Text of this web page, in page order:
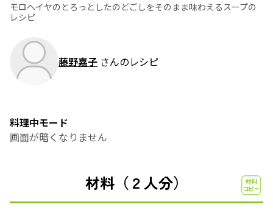
モロヘイヤのとろっとしたのどごしをそのまま味わえるスープの
レシピ
藤野嘉子 さんのレシピ
料理中モード
画面が暗くなりません
材料（２人分）